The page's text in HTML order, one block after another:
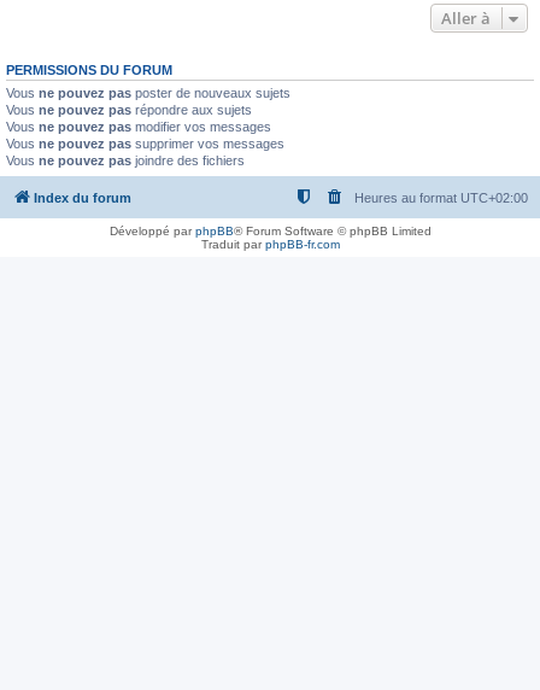
Aller à
PERMISSIONS DU FORUM
Vous ne pouvez pas poster de nouveaux sujets
Vous ne pouvez pas répondre aux sujets
Vous ne pouvez pas modifier vos messages
Vous ne pouvez pas supprimer vos messages
Vous ne pouvez pas joindre des fichiers
Index du forum Heures au format UTC+02:00
Développé parphpBB® Forum Software © phpBB Limited
Traduit parphpBB-fr.com